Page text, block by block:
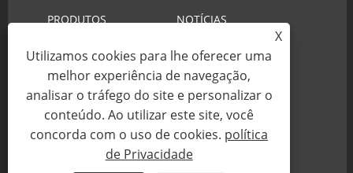
PRODUTOS
NOTÍCIAS
CONTATE-NOS
Copyright © 2023 Suzhou Nett New Material
Technology Co., Ltd. Todos os direitos reservados.
X
Utilizamos cookies para lhe oferecer uma
melhor experiência de navegação,
analisar o tráfego do site e personalizar o
conteúdo. Ao utilizar este site, você
concorda com o uso de cookies. política
de Privacidade